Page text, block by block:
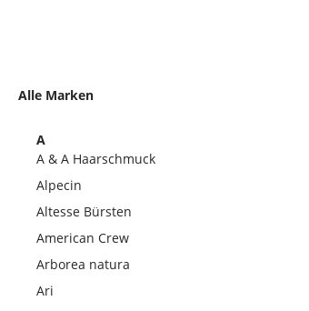
Alle Marken
A
A & A Haarschmuck
Alpecin
Altesse Bürsten
American Crew
Arborea natura
Ari